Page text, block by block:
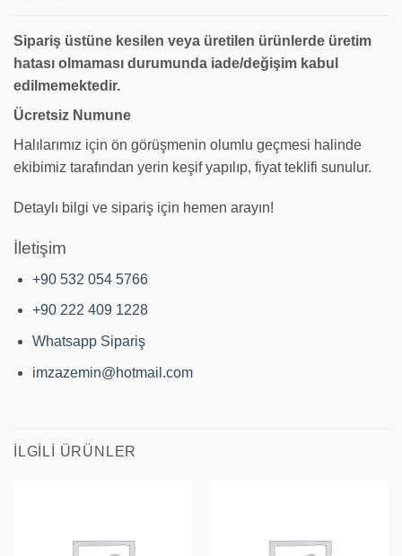
Sipariş üstüne kesilen veya üretilen ürünlerde üretim
hatası olmaması durumunda iade/değişim kabul
edilmemektedir.
Ücretsiz Numune
Halılarımız için ön görüşmenin olumlu geçmesi halinde
ekibimiz tarafından yerin keşif yapılıp, fiyat teklifi sunulur.
Detaylı bilgi ve sipariş için hemen arayın!
İletişim
+90 532 054 5766
+90 222 409 1228
Whatsapp Sipariş
imzazemin@hotmail.com
İLGILI ÜRÜNLER